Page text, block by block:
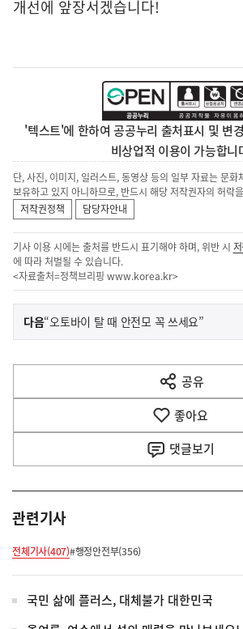
개선에 앞장서겠습니다!
'텍스트'에 한하여 공공누리 출처표시 및 변
비상업적 이용이 가능합니
단, 사진, 이미지, 일러스트, 동영상 등의 일부 자료는 문
보유하고 있지 아니하므로, 반드시 해당 저작권자의 허락
저작권정책
담당자안내
기사 이용 시에는 출처를 반드시 표기해야 하며, 위반 시
에 따라 처벌될 수 있습니다.
<자료출처=정책브리핑 www.korea.kr>
이
전
다
음
다음기
“오토바이 탈 때 안전모 꼭 쓰세요”
공유
열
기
좋아요
댓글보기
관련기사
전체기사(407)#행정안전부(356)
국민 삶에 플러스, 대체불가 대한민국